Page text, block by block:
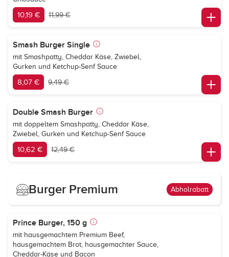
10,19 € 11,99 €
Smash Burger Single
mit Smashpatty, Cheddar Käse, Zwiebel,
Gurken und Ketchup-Senf Sauce
8,07 € 9,49 €
Double Smash Burger
mit doppeltem Smashpatty, Cheddar Käse,
Zwiebel, Gurken und Ketchup-Senf Sauce
10,62 € 12,49 €
Burger Premium Abholrabatt
Prince Burger, 150 g
mit hausgemachtem Premium Beef,
hausgemachtem Brot, hausgemachter Sauce,
Cheddar-Käse und Bacon